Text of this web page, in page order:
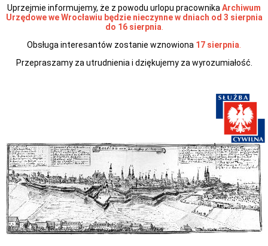
Rada
Ochrony
Zabytków
klienta
Jak
Szukam
legalnie
Obwieszczenia,
zawiadomienia,
ogłoszenia
Obwieszczenia
i
zawiadomienia
-
rejestr
Uprzejmie informujemy, że z powodu urlopu pracownika Archiwum
Urzędowe we Wrocławiu będzie nieczynne w dniach od 3 sierpnia
do 16 sierpnia
Obsługa interesantów zostanie wznowiona 17 sierpnia
Przepraszamy za utrudnienia i dziękujemy za wyrozumiałość.